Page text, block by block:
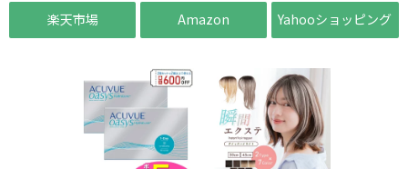
楽天市場 Amazon Yahooショッピング